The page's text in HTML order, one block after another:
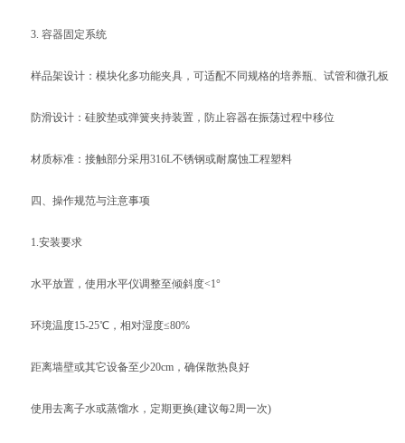
3. 容器固定系统
样品架设计：模块化多功能夹具，可适配不同规格的培养瓶、试管和微孔板
防滑设计：硅胶垫或弹簧夹持装置，防止容器在振荡过程中移位
材质标准：接触部分采用316L不锈钢或耐腐蚀工程塑料
四、操作规范与注意事项
1.安装要求
水平放置，使用水平仪调整至倾斜度<1°
环境温度15-25℃，相对湿度≤80%
距离墙壁或其它设备至少20cm，确保散热良好
使用去离子水或蒸馏水，定期更换(建议每2周一次)